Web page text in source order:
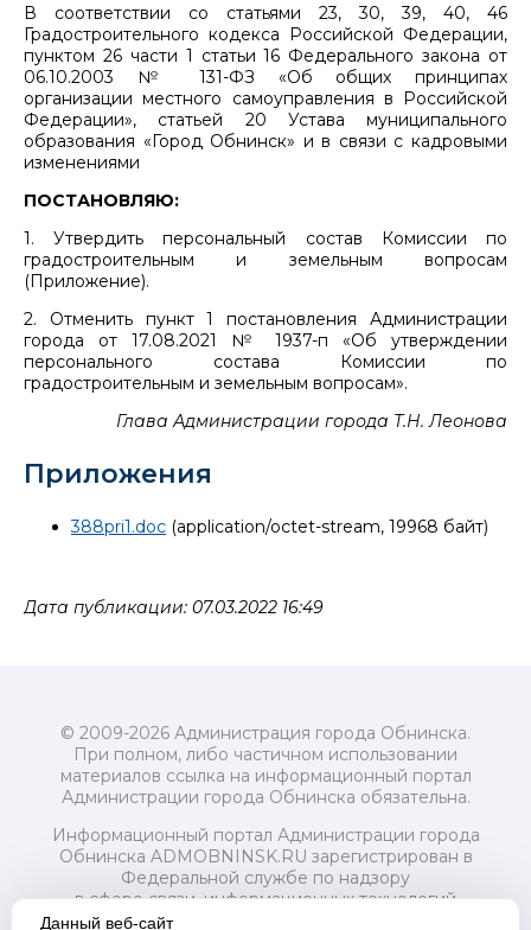
В соответствии со статьями 23, 30, 39, 40, 46
Градостроительного кодекса Российской Федерации,
пунктом 26 части 1 статьи 16 Федерального закона от
06.10.2003 № 131-ФЗ «Об общих принципах
организации местного самоуправления в Российской
Федерации», статьей 20 Устава муниципального
образования «Город Обнинск» и в связи с кадровыми
изменениями
ПОСТАНОВЛЯЮ:
1. Утвердить персональный состав Комиссии по
градостроительным и земельным вопросам
(Приложение).
2. Отменить пункт 1 постановления Администрации
города от 17.08.2021 № 1937-п «Об утверждении
персонального состава Комиссии по
градостроительным и земельным вопросам».
Глава Администрации города Т.Н. Леонова
Приложения
388pri1.doc (application/octet-stream, 19968 байт)
Дата публикации: 07.03.2022 16:49
© 2009-2026 Администрация города Обнинска.
При полном, либо частичном использовании
материалов ссылка на информационный портал
Администрации города Обнинска обязательна.
Информационный портал Администрации города
Обнинска ADMOBNINSK.RU зарегистрирован в
Федеральной службе по надзору
в сфере связи, информационных технологий
и массовых коммуникаций (Роскомнадзор) 24 июля
Данный веб-сайт